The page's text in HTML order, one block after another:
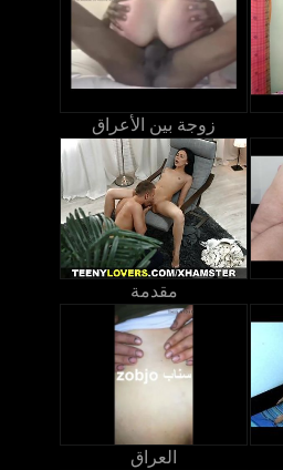
زوجة بين الأعراق
مقدمة
العراق